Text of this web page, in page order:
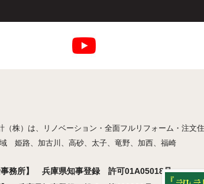
（株）は、リノベーション・全面フルリフォーム・注文
姫路、加古川、高砂、太子、竜野、加西、福崎
事務所】 兵庫県知事登録 許可01A05018号